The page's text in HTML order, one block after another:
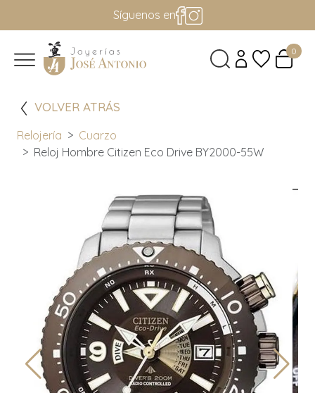
Síguenos en
0
VOLVER ATRÁS
Relojería
Cuarzo
Reloj Hombre Citizen Eco Drive BY2000-55W